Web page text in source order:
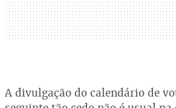
A divulgação do calendário de